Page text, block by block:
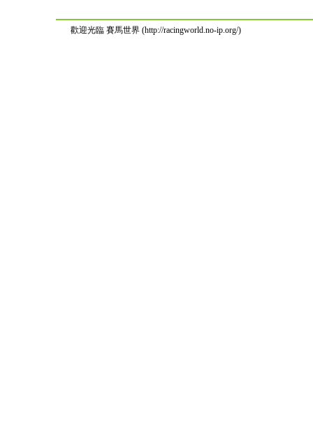
歡迎光臨 賽馬世界 (http://racingworld.no-ip.org/)